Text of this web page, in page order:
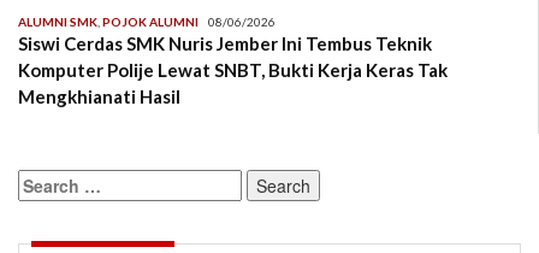
ALUMNI SMK POJOK ALUMNI 08/06/2026
Siswi Cerdas SMK Nuris Jember Ini Tembus Teknik
Komputer Polije Lewat SNBT, Bukti Kerja Keras Tak
Mengkhianati Hasil
Search
for: